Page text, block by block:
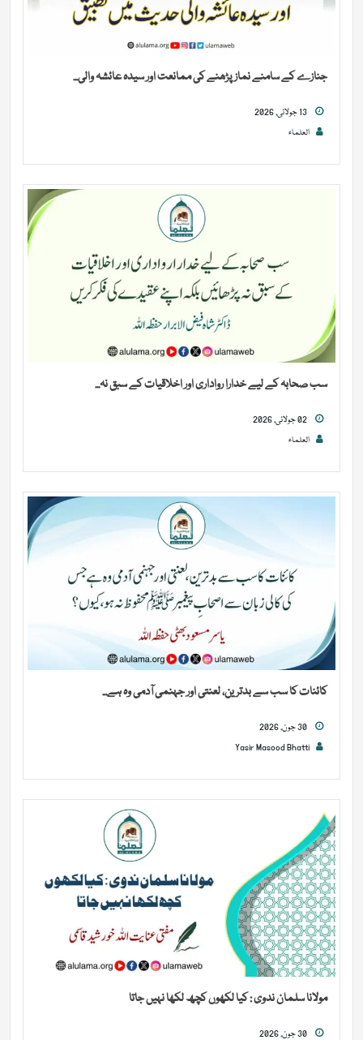
جنازے کے سامنے نماز پڑھنے کی ممانعت اور سیدہ عائشہ والی...
العلماء
سب صحابہ کے لیے خدارا رواداری اور اخلاقیات کے سبق نہ...
العلماء
کائنات کا سب سے بدترین، لعنتی اور جہنمی آدمی وہ ہے...
Yasir Masood Bhatti
مولانا سلمان ندوی : کیا لکھوں کچھ لکھا نہیں جاتا